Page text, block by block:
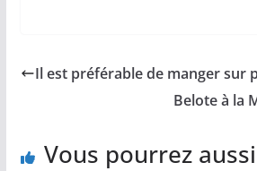
Il est préférable de manger sur
Belote à la
Vous pourrez